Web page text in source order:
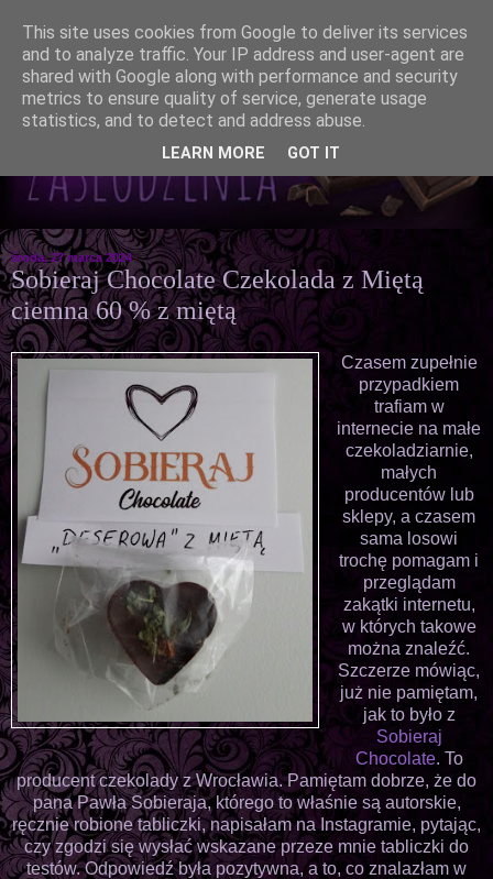
środa, 27 marca 2024
Sobieraj Chocolate Czekolada z Miętą
ciemna 60 % z miętą
Czasem zupełnie
przypadkiem
trafiam w
internecie na małe
czekoladziarnie,
małych
producentów lub
sklepy, a czasem
sama losowi
trochę pomagam i
przeglądam
zakątki internetu,
w których takowe
można znaleźć.
Szczerze mówiąc,
już nie pamiętam,
jak to było z
Sobieraj
Chocolate. To
producent czekolady z Wrocławia. Pamiętam dobrze, że do
pana Pawła Sobieraja, którego to właśnie są autorskie,
ręcznie robione tabliczki, napisałam na Instagramie, pytając,
czy zgodzi się wysłać wskazane przeze mnie tabliczki do
testów. Odpowiedź była pozytywna, a to, co znalazłam w
This site uses cookies from Google to deliver its services
and to analyze traffic. Your IP address and user-agent are
shared with Google along with performance and security
metrics to ensure quality of service, generate usage
statistics, and to detect and address abuse.
LEARN MORE GOT IT